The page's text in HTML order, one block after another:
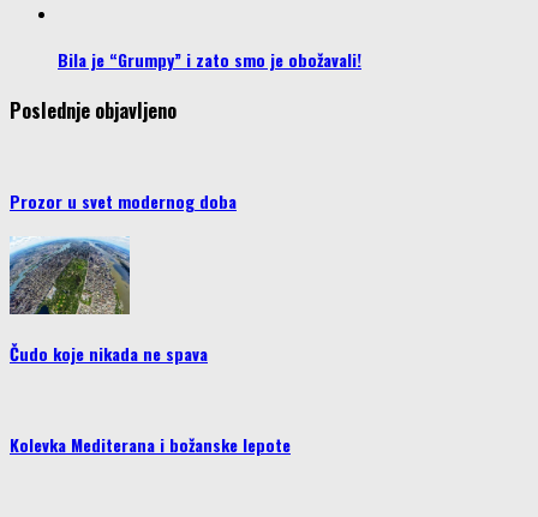
Bila je “Grumpy” i zato smo je obožavali!
Poslednje objavljeno
Prozor u svet modernog doba
Čudo koje nikada ne spava
Kolevka Mediterana i božanske lepote